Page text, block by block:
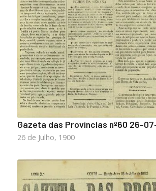
Gazeta das Províncias nº60 26-
26 de Julho, 1900